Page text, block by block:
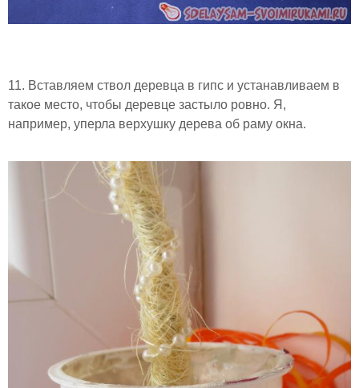
11. Вставляем ствол деревца в гипс и устанавливаем в
такое место, чтобы деревце застыло ровно. Я,
например, уперла верхушку дерева об раму окна.